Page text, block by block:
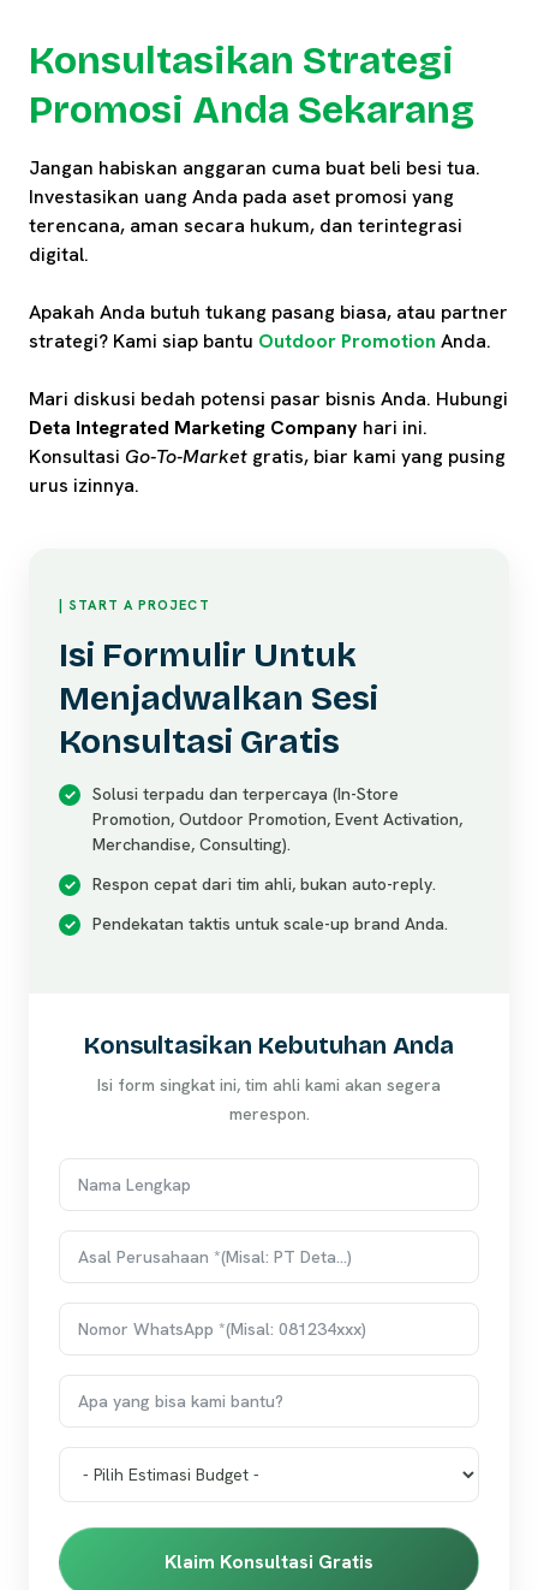
Konsultasikan Strategi
Promosi Anda Sekarang
Jangan habiskan anggaran cuma buat beli besi tua.
Investasikan uang Anda pada aset promosi yang
terencana, aman secara hukum, dan terintegrasi
digital.
Apakah Anda butuh tukang pasang biasa, atau partner
strategi? Kami siap bantu Outdoor Promotion Anda.
Mari diskusi bedah potensi pasar bisnis Anda. Hubungi
Deta Integrated Marketing Company hari ini.
Konsultasi Go-To-Market gratis, biar kami yang pusing
urus izinnya.
| START A PROJECT
Isi Formulir Untuk
Menjadwalkan Sesi
Konsultasi Gratis
Solusi terpadu dan terpercaya (In-Store
Promotion, Outdoor Promotion, Event Activation,
Merchandise, Consulting).
Respon cepat dari tim ahli, bukan auto-reply.
Pendekatan taktis untuk scale-up brand Anda.
Konsultasikan Kebutuhan Anda
Isi form singkat ini, tim ahli kami akan segera
merespon.
Klaim Konsultasi Gratis